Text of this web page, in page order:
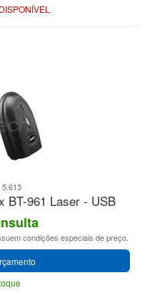
BT-961 Laser - USB
condições especiais de preço.